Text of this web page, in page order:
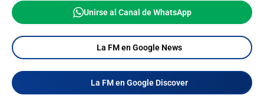
Unirse al Canal de WhatsApp
La FM en Google News
La FM en Google Discover